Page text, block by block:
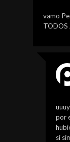
vamo
TODOS
por
si